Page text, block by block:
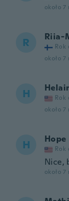
około
R Riia-
Rok
około
H Rok
około
H Hope
Rok
Nice,
około